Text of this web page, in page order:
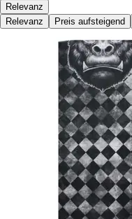
Relevanz
Relevanz
Preis aufsteigend